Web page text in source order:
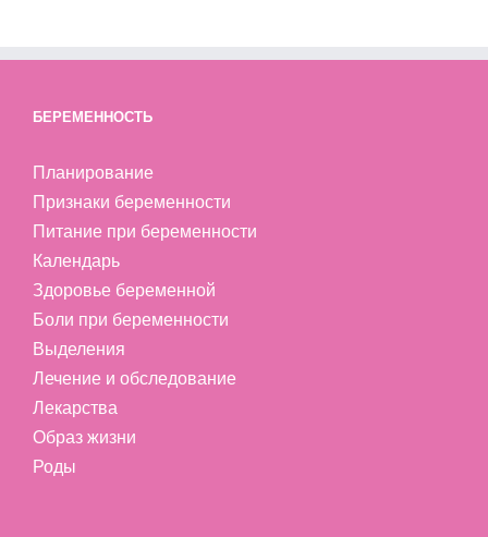
БЕРЕМЕННОСТЬ
Планирование
Признаки беременности
Питание при беременности
Календарь
Здоровье беременной
Боли при беременности
Выделения
Лечение и обследование
Лекарства
Образ жизни
Роды